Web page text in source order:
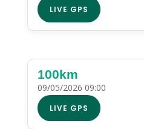
LIVE GPS
100km
09/05/2026 09:00
LIVE GPS